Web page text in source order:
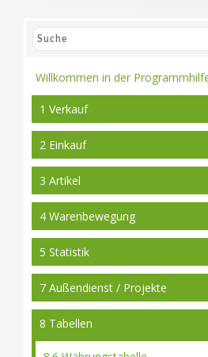
Willkommen in der
1 Verkauf
2 Einkauf
3 Artikel
4 Warenbewegung
5 Statistik
7 Außendienst / Projekte
8 Tabellen